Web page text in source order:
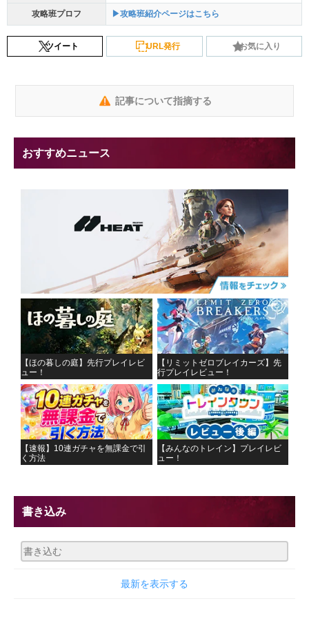
攻略班プロフ ▶攻略班紹介ページはこちら
ツイート URL発行 お気に入り
記事について指摘する
おすすめニュース
【ほの暮しの庭】先行プレイレビ
ュー！
【リミットゼロブレイカーズ】先
行プレイレビュー！
【速報】10連ガチャを無課金で引
く方法
【みんなのトレイン】プレイレビ
ュー！
書き込み
最新を表示する